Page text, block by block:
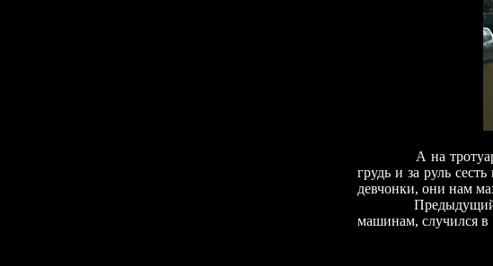
А на тротуарах
грудь и за руль
девчонки, они нам
Предыдущий раз,
машинам, случился в